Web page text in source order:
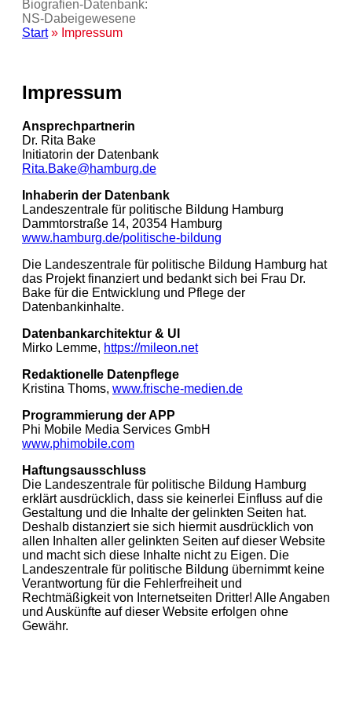
Biografien-Datenbank:
NS‑Dabeigewesene
Start» Impressum
Impressum
Ansprechpartnerin
Dr. Rita Bake
Initiatorin der Datenbank
Rita.Bake@hamburg.de
Inhaberin der Datenbank
Landeszentrale für politische Bildung Hamburg
Dammtorstraße 14, 20354 Hamburg
www.hamburg.de/politische-bildung
Die Landeszentrale für politische Bildung Hamburg hat
das Projekt finanziert und bedankt sich bei Frau Dr.
Bake für die Entwicklung und Pflege der
Datenbankinhalte.
Datenbankarchitektur & UI
Mirko Lemme, https://mileon.net
Redaktionelle Datenpflege
Kristina Thoms, www.frische-medien.de
Programmierung der APP
Phi Mobile Media Services GmbH
www.phimobile.com
Haftungsausschluss
Die Landeszentrale für politische Bildung Hamburg
erklärt ausdrücklich, dass sie keinerlei Einfluss auf die
Gestaltung und die Inhalte der gelinkten Seiten hat.
Deshalb distanziert sie sich hiermit ausdrücklich von
allen Inhalten aller gelinkten Seiten auf dieser Website
und macht sich diese Inhalte nicht zu Eigen. Die
Landeszentrale für politische Bildung übernimmt keine
Verantwortung für die Fehlerfreiheit und
Rechtmäßigkeit von Internetseiten Dritter! Alle Angaben
und Auskünfte auf dieser Website erfolgen ohne
Gewähr.